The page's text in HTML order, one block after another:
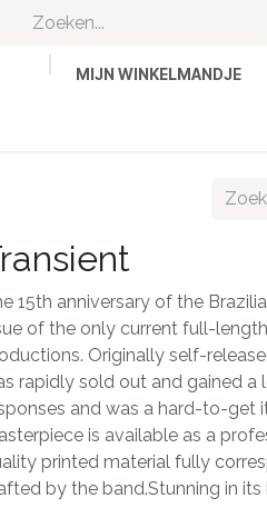
MIJN WINKELMANDJE
15th anniversary of the
of the only current full-
Originally self-
rapidly sold out and gained a
and was a hard-to-get
is available as a
printed material fully
by the band.Stunning in